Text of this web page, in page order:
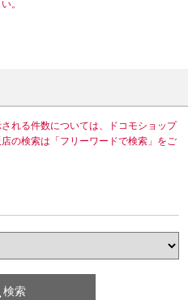
。
れる件数については、ドコモショップ
の検索は「フリーワードで検索」をご
検索